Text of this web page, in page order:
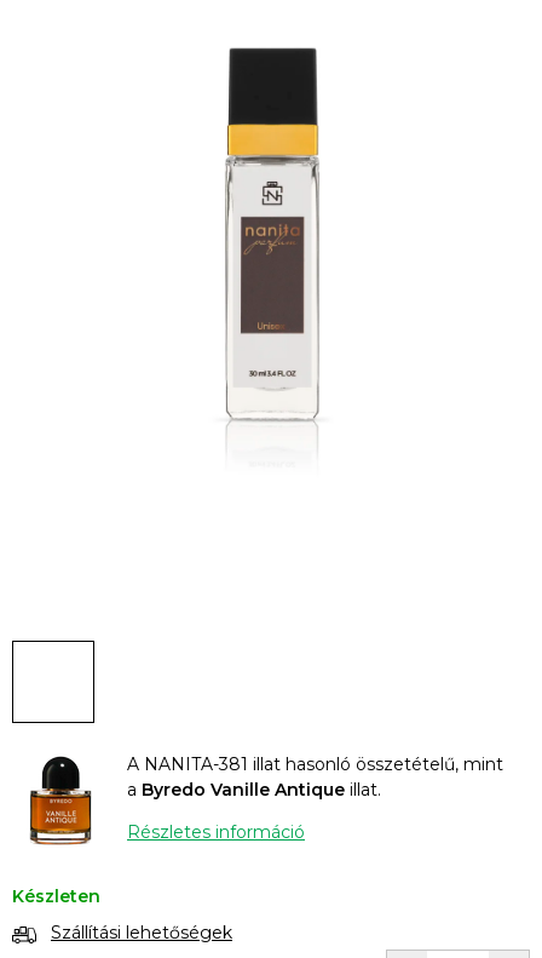
A NANITA-381 illat hasonló összetételű, mint
a Byredo Vanille Antique illat.
Részletes információ
Készleten
Szállítási lehetőségek